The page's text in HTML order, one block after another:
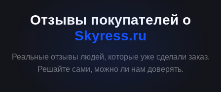
Отзывы покупателей о
Skyress.ru
Реальные отзывы людей, которые уже сделали заказ.
Решайте сами, можно ли нам доверять.